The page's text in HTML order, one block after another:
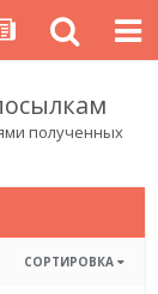
полученных
СОРТИРОВКА